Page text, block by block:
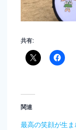
共有:
関連
最高の笑顔が生